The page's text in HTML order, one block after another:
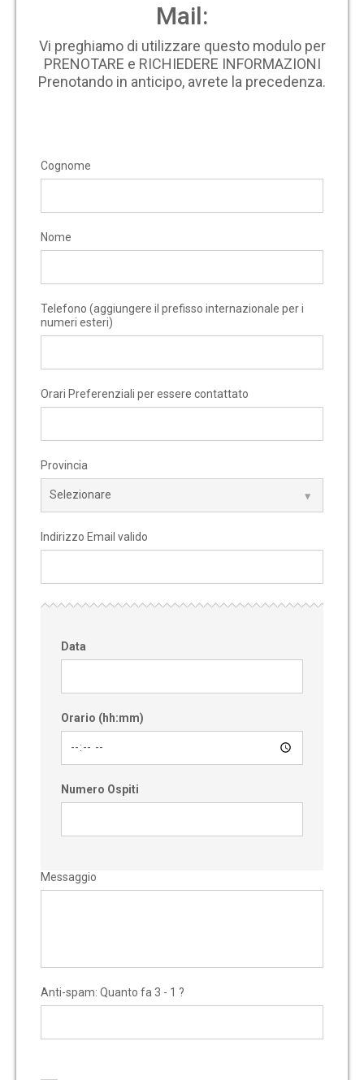
Mail:
Vi preghiamo di utilizzare questo modulo per
PRENOTARE e RICHIEDERE INFORMAZIONI
Prenotando in anticipo, avrete la precedenza.
Cognome
Nome
Telefono (aggiungere il prefisso internazionale per i
numeri esteri)
Orari Preferenziali per essere contattato
Provincia
Indirizzo Email valido
Data
Orario (hh:mm)
Numero Ospiti
Messaggio
Anti-spam: Quanto fa 3 - 1 ?